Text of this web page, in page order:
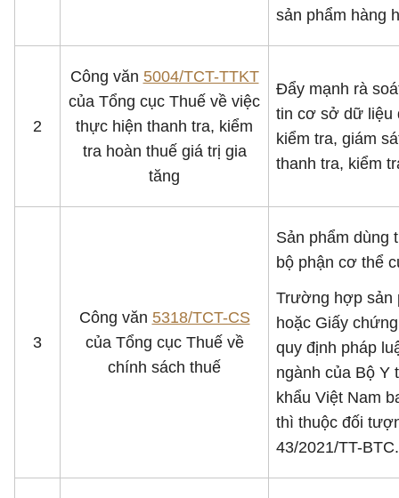
sản phẩm hàng
2
Công văn 5004/TCT-TTKT
của Tổng cục Thuế về việc
thực hiện thanh tra, kiểm
tra hoàn thuế giá trị gia
tăng
Đẩy mạnh rà
tin cơ sở dữ liệu
kiểm tra, giám
thanh tra, kiểm
3
Công văn 5318/TCT-CS
của Tổng cục Thuế về
chính sách thuế
Sản phẩm dùng
bộ phận cơ thể
Trường hợp sản
hoặc Giấy
quy định pháp
ngành của Bộ Y
khẩu Việt Nam
thì thuộc đối
43/2021/TT-BTC.